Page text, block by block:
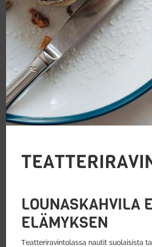
LOUNASKAHVILA
ELÄMYKSEN
Teatteriravintolassa nautit suolaisista